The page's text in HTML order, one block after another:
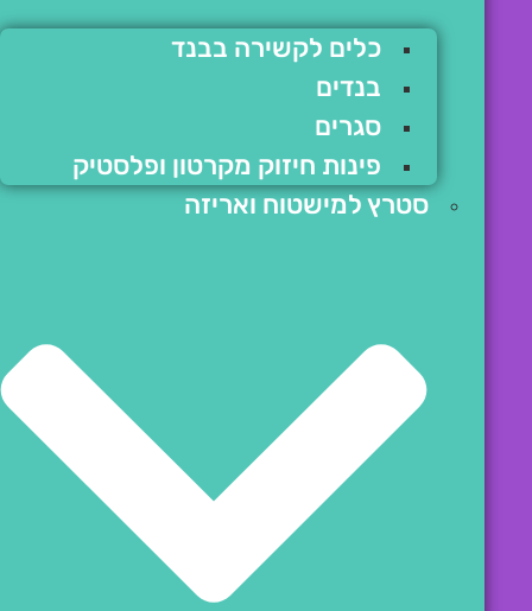
כלים לקשירה בבנד
בנדים
סגרים
פינות חיזוק מקרטון ופלסטיק
סטרץ למישטוח ואריזה